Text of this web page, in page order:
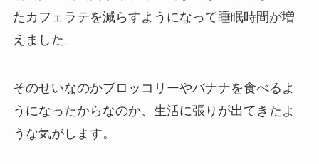
たカフェラテを減らすようになって睡眠時間が増
えました。
そのせいなのかブロッコリーやバナナを食べるよ
うになったからなのか、生活に張りが出てきたよ
うな気がします。